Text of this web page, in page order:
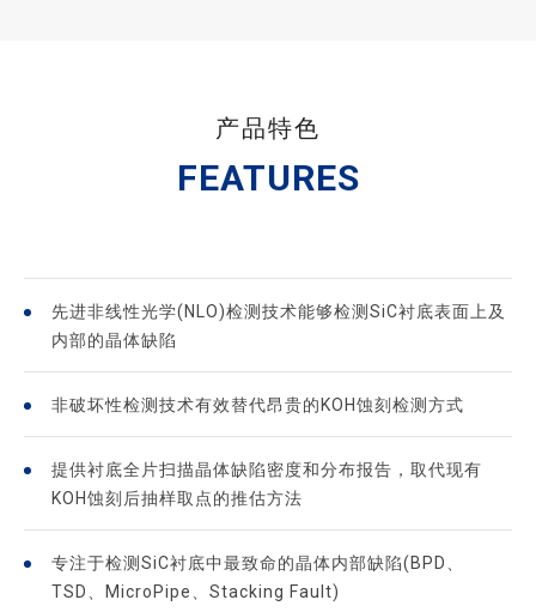
产品特色
FEATURES
先进非线性光学(NLO)检测技术能够检测SiC衬底表面上及
内部的晶体缺陷
非破坏性检测技术有效替代昂贵的KOH蚀刻检测方式
提供衬底全片扫描晶体缺陷密度和分布报告，取代现有
KOH蚀刻后抽样取点的推估方法
专注于检测SiC衬底中最致命的晶体内部缺陷(BPD、
TSD、MicroPipe、Stacking Fault)